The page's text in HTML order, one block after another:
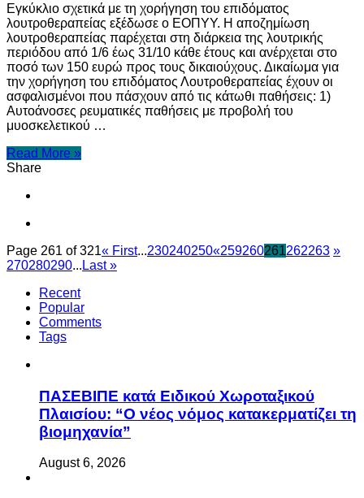
ο
ΕΟΠΥΥ
Εγκύκλιο σχετικά με τη χορήγηση του επιδόματος
λουτροθεραπείας εξέδωσε ο ΕΟΠΥΥ. Η αποζημίωση
λουτροθεραπείας παρέχεται στη διάρκεια της λουτρικής
περιόδου από 1/6 έως 31/10 κάθε έτους και ανέρχεται στο
ποσό των 150 ευρώ προς τους δικαιούχους. Δικαίωμα για
την χορήγηση του επιδόματος Λουτροθεραπείας έχουν οι
ασφαλισμένοι που πάσχουν από τις κάτωθι παθήσεις: 1)
Αυτοάνοσες ρευματικές παθήσεις με προβολή του
μυοσκελετικού …
Read More »
Share
Page 261 of 321« First...230240250«259260261262263 »
270280290... Last »
Recent
Popular
Comments
Tags
ΠΑΣΕΒΙΠΕ κατά Ειδικού Χωροταξικού
Πλαισίου: “Ο νέος νόμος κατακερματίζει τη
βιομηχανία”
August 6, 2026